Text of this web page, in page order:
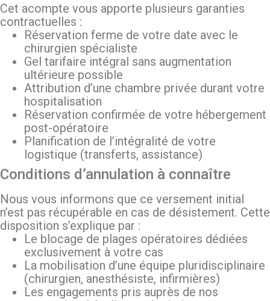
Cet acompte vous apporte plusieurs garanties
contractuelles :
Réservation ferme de votre date avec le
chirurgien spécialiste
Gel tarifaire intégral sans augmentation
ultérieure possible
Attribution d’une chambre privée durant votre
hospitalisation
Réservation confirmée de votre hébergement
post-opératoire
Planification de l’intégralité de votre
logistique (transferts, assistance)
Conditions d’annulation à connaître
Nous vous informons que ce versement initial
n’est pas récupérable en cas de désistement. Cette
disposition s’explique par :
Le blocage de plages opératoires dédiées
exclusivement à votre cas
La mobilisation d’une équipe pluridisciplinaire
(chirurgien, anesthésiste, infirmières)
Les engagements pris auprès de nos